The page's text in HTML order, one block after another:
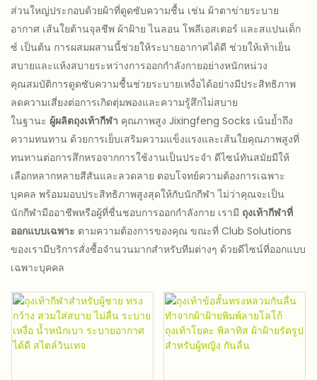
ส่วนใหญ่ประกอบด้วยผ้าที่ดูดซับความชื้น เช่น ผ้าตาข่ายระบาย
อากาศ เส้นใยต้านจุลชีพ ผ้าฝ้าย ไนลอน โพลีเอสเตอร์ และสแปนเด็ก
ซ์ เป็นต้น การผสมผสานนี้ช่วยให้ระบายอากาศได้ดี ช่วยให้เท้าเย็น
สบายและแห้งสบายระหว่างการออกกำลังกายอย่างหนักหน่วง
คุณสมบัติการดูดซับความชื้นช่วยระบายเหงื่อได้อย่างมีประสิทธิภาพ
ลดความเสี่ยงต่อการเกิดตุ่มพองและความรู้สึกไม่สบาย
ในฐานะ ผู้ผลิตถุงเท้ากีฬา คุณภาพสูง Jixingfeng Socks เน้นย้ำถึง
ความทนทาน ด้วยการเย็บเสริมความแข็งแรงและเส้นใยคุณภาพสูงที่
ทนทานต่อการสึกหรอจากการใช้งานเป็นประจำ ดีไซน์ทันสมัยมีให้
เลือกหลากหลายสีสันและลวดลาย ตอบโจทย์ความต้องการเฉพาะ
บุคคล พร้อมมอบประสิทธิภาพสูงสุดให้กับนักกีฬา ไม่ว่าคุณจะเป็น
นักกีฬามืออาชีพหรือผู้ที่ชื่นชอบการออกกำลังกาย เรามี ถุงเท้ากีฬาที่
ออกแบบเฉพาะ ตามความต้องการของคุณ ขณะที่ Club Solutions
ของเรามีบริการสั่งซื้อจำนวนมากสำหรับทีมต่างๆ ด้วยดีไซน์ที่ออกแบบ
เฉพาะบุคคล